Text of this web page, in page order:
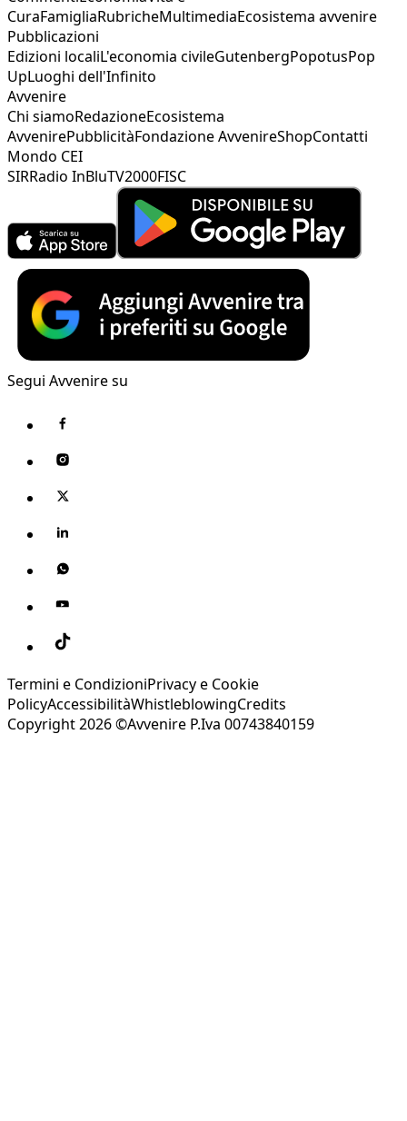
CuraFamigliaRubricheMultimediaEcosistema avvenire
Pubblicazioni
Edizioni localiL'economia civileGutenbergPopotusPop
UpLuoghi dell'Infinito
Avvenire
Chi siamoRedazioneEcosistema
AvvenirePubblicitàFondazione AvvenireShopContatti
Mondo CEI
SIRRadio InBluTV2000FISC
Segui Avvenire su
Termini e CondizioniPrivacy e Cookie
PolicyAccessibilitàWhistleblowingCredits
Copyright 2026 ©Avvenire P.Iva 00743840159